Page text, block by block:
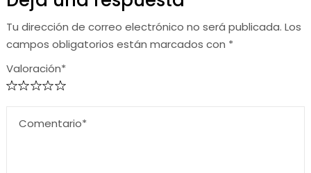
Tu dirección de correo electrónico no será publicada. Los
campos obligatorios están marcados con *
Valoración*